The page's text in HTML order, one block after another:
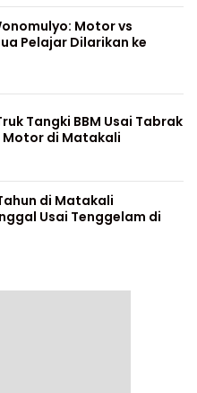
Motor vs
Pelajar Dilarikan ke
Tangki BBM Usai Tabrak
Motor di Matakali
di Matakali
Usai Tenggelam di